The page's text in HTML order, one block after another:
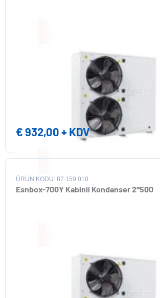
€932,00+ KDV
ÜRÜN KODU: 87.159.010
Esnbox-700Y Kabinli Kondanser 2*500